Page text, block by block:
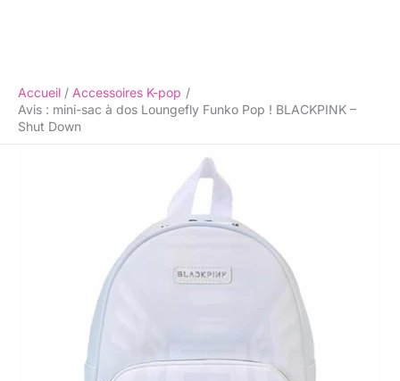
Accueil
Accessoires K-pop
Avis : mini-sac à dos Loungefly Funko Pop ! BLACKPINK –
Shut Down